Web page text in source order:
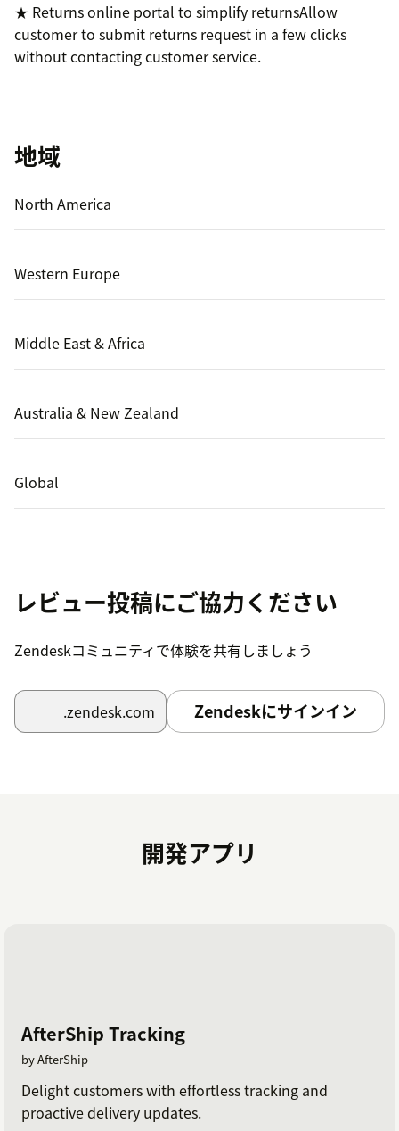
★ Returns online portal to simplify returnsAllow
customer to submit returns request in a few clicks
without contacting customer service.
地域
North America
Western Europe
Middle East & Africa
Australia & New Zealand
Global
レビュー投稿にご協力ください
Zendeskコミュニティで体験を共有しましょう
.zendesk.com Zendeskにサインイン
開発アプリ
AfterShip Tracking
by AfterShip
Delight customers with effortless tracking and
proactive delivery updates.